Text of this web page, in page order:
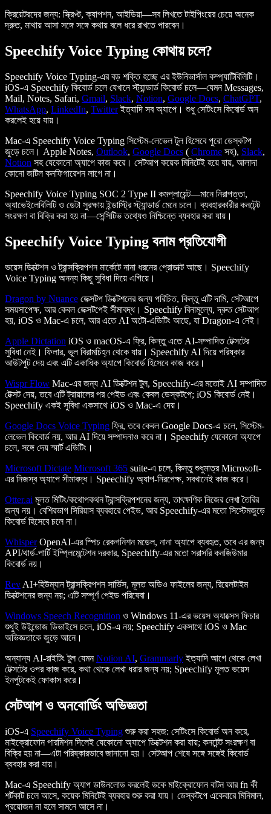
ক্রিয়েটরদের জন্য: স্ক্রিপ্ট, ক্যাপশন, আইডিয়া—সব লিখতে টাইপিংয়ের চেয়ে অনেক
দ্রুত, মাথায় আসা সঙ্গে সঙ্গে কথায় বলে ধরে রাখতে পারবেন।
Speechify Voice Typing কোথায় চলে?
Speechify Voice Typing-এর বড় শক্তি হচ্ছে এর ইউনিভার্সাল কম্প্যাটিবিলিটি।
iOS-এ Speechify কিবোর্ড চলে যেখানে স্ট্যান্ডার্ড কিবোর্ড চলে—যেমন Messages,
Mail, Notes, Safari, Gmail, Slack, Notion, Google Docs, ChatGPT,
WhatsApp, LinkedIn, Twitterইত্যাদি সব অ্যাপে। শুধু সেটিংসে কিবোর্ড অন
করলেই হয়ে যায়।
Mac-এ Speechify Voice Typing সিস্টেম-লেভেল টুল হিসেবে পুরো ডেস্কটপ
জুড়ে চলে। Apple Notes, Outlook, Google Docs ( Chrome সহ), Slack,
Notion সহ যেকোনো অ্যাপে কাজ করে। সেটআপ কয়েক মিনিটেই হয়ে যায়, আলাদা
কোনো জটিল কনফিগারেশন লাগে না।
Speechify Voice Typing SOC 2 Type II কমপ্লায়েন্ট—মানে নিরাপত্তা,
অ্যাভেইলেবিলিটি ও ডেটা সুরক্ষায় ইন্ডাস্ট্রি স্ট্যান্ডার্ড মেনে চলে। ব্যবহারকারীর কনটেন্ট
সংরক্ষণ বা বিক্রি করা হয় না—সেন্সিটিভ তথ্যেও নিশ্চিন্তে ব্যবহার করা যায়।
Speechify Voice Typing বনাম প্রতিযোগী
ভয়েস ডিক্টেশন ও ট্রান্সক্রিপশন মার্কেটে নানা ধরনের প্রোডাক্ট আছে। Speechify
Voice Typing অনন্য কিছু সুবিধা দিয়ে এগিয়ে।
Dragon by Nuance ডেক্সটপ ডিক্টেশনের জন্য পরিচিত, কিন্তু এটি দামি, সেটআপে
সময়সাপেক্ষ, আর কেবল ডেক্সটপেই সীমাবদ্ধ। Speechify বিনামূল্যে, দ্রুত সেটআপ
হয়, iOS ও Mac-এ চলে, আর এতে AI অটো-এডিটিং আছে, যা Dragon-এ নেই।
Apple Dictation iOS ও macOS-এ ফ্রি, কিন্তু এতে AI-সম্পাদিত টেক্সটের
সুবিধা নেই। ফিলার, ভুল বিরামচিহ্ন থেকে যায়। Speechify AI দিয়ে পরিষ্কার
আউটপুট দেয় এবং এটি একাধিক অ্যাপে কিবোর্ড হিসেবে কাজ করে।
Wispr Flow Mac-এর জন্য AI ডিক্টেশন টুল, Speechify-এর মতোই AI সম্পাদিত
টেক্সট দেয়, তবে এটি ট্রায়ালের পর পেইড এবং কেবল ডেস্কটপে; iOS কিবোর্ড নেই।
Speechify একই সুবিধা একসাথে iOS ও Mac-এ দেয়।
Google Docs Voice Typing ফ্রি, তবে কেবল Google Docs-এ চলে, সিস্টেম-
লেভেল কিবোর্ড নয়, আর AI দিয়ে সম্পাদনাও করে না। Speechify যেকোনো অ্যাপে
চলে, সঙ্গে দেয় স্মার্ট এডিটিং।
Microsoft Dictate Microsoft 365 suite-এ চলে, কিন্তু শুধুমাত্র Microsoft-
এর নিজস্ব অ্যাপে সীমাবদ্ধ। Speechify অ্যাপ-নিরপেক্ষ, সবখানেই কাজ করে।
Otter.ai মূলত মিটিং/কথোপকথন ট্রান্সক্রিপশনের জন্য, তাৎক্ষণিক নিজের লেখা তৈরির
জন্য নয়। বেশিরভাগ সিরিয়াস ব্যবহারে পেইড, আর Speechify-এর মতো সিস্টেমজুড়ে
কিবোর্ড হিসেবে চলে না।
WhisperOpenAI-এর স্পিচ রেকগনিশন মডেল, নানা অ্যাপে ব্যবহৃত, তবে এর জন্য
API/থার্ড-পার্টি ইম্প্লিমেন্টেশন দরকার, Speechify-এর মতো সরাসরি কনজিউমার
কিবোর্ড নয়।
Rev AI+হিউম্যান ট্রান্সক্রিপশন সার্ভিস, মূলত অডিও ফাইলের জন্য, রিয়েলটাইম
ডিক্টেশনের জন্য নয়; এটি সম্পূর্ণ পেইড পরিষেবা।
Windows Speech Recognition ও Windows 11-এর ভয়েস অ্যাক্সেস ফিচার
শুধুই উইন্ডোজ ডিভাইসে চলে, iOS-এ নয়; Speechify একসাথে iOS ও Mac
অভিজ্ঞতাকে জুড়ে আনে।
অন্যান্য AI-রাইটিং টুল যেমনNotion AI, Grammarlyইত্যাদি আগে থেকে লেখা
টেক্সটের ওপর কাজ করে, কথা থেকে লেখা ধরার জন্য নয়; Speechify মূলত ভয়েস
ইনপুটকেই ফোকাস করে।
সেটআপ ও অনবোর্ডিং অভিজ্ঞতা
iOS-এ Speechify Voice Typingশুরু করা সহজ: সেটিংসে কিবোর্ড অন করে,
মাইক্রোফোন পারমিশন দিলেই যেকোনো অ্যাপে ডিক্টেশন করা যায়; কনটেন্ট সংরক্ষণ বা
বিক্রি হয় না—এটা পরিষ্কারভাবে জানানো হয়। সেটআপ শেষে সঙ্গে সঙ্গেই কিবোর্ড
ব্যবহার করা যায়।
Mac-এ Speechify অ্যাপ ডাউনলোড করলেই ডকে মাইক্রোফোন বাটন আর fn কী
শর্টকাট চলে আসে, কয়েক মিনিটেই ব্যবহার শুরু করা যায়। ডেস্কটপে একেবারে মিনিমাল,
প্রয়োজন না হলে সামনে আসে না।